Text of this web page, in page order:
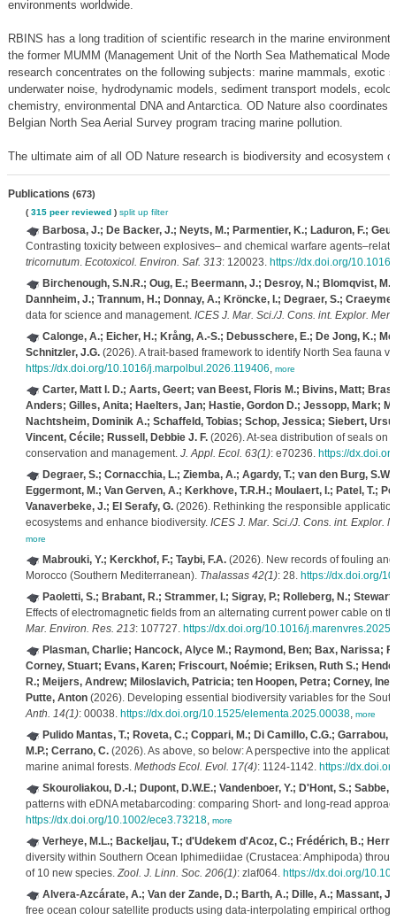
environments worldwide.
RBINS has a long tradition of scientific research in the marine
the former MUMM (Management Unit of the North Sea Mathematical
research concentrates on the following subjects: marine mammals, exotic
underwater noise, hydrodynamic models, sediment transport models,
chemistry, environmental DNA and Antarctica. OD Nature also
Belgian North Sea Aerial Survey program tracing marine pollution.
The ultimate aim of all OD Nature research is biodiversity and ecosystem
Publications (673)
( 315 peer reviewed) split up filter
Barbosa, J.; De Backer, J.; Neyts, M.; Parmentier, K.; Laduron, F.;
Contrasting toxicity between explosives– and chemical warfare
tricornutum. Ecotoxicol. Environ. Saf. 313: 120023. https://dx.doi.org/
Birchenough, S.N.R.; Oug, E.; Beermann, J.; Desroy, N.; Blomqvist,
Dannheim, J.; Trannum, H.; Donnay, A.; Kröncke, I.; Degraer, S.;
data for science and management. ICES J. Mar. Sci./J. Cons. int. Explor. Mer
Calonge, A.; Eicher, H.; Krång, A.-S.; Debusschere, E.; De Jong, K.;
Schnitzler, J.G.(2026). A trait-based framework to identify North Sea fauna
https://dx.doi.org/10.1016/j.marpolbul.2026.119406, more
Carter, Matt I. D.; Aarts, Geert; van Beest, Floris M.; Bivins, Matt;
Anders; Gilles, Anita; Haelters, Jan; Hastie, Gordon D.; Jessopp, Mark;
Nachtsheim, Dominik A.; Schaffeld, Tobias; Schop, Jessica; Siebert,
Vincent, Cécile; Russell, Debbie J. F.(2026). At‐sea distribution of seals on
conservation and management. J. Appl. Ecol. 63(1): e70236. https://
Degraer, S.; Cornacchia, L.; Ziemba, A.; Agardy, T.; van den Burg,
Eggermont, M.; Van Gerven, A.; Kerkhove, T.R.H.; Moulaert, I.; Patel, T.;
Vanaverbeke, J.; El Serafy, G.(2026). Rethinking the responsible
ecosystems and enhance biodiversity. ICES J. Mar. Sci./J. Cons. int. Explor.
more
Mabrouki, Y.; Kerckhof, F.; Taybi, F.A.(2026). New records of fouling
Morocco (Southern Mediterranean). Thalassas 42(1): 28. https://dx.doi.org/
Paoletti, S.; Brabant, R.; Strammer, I.; Sigray, P.; Rolleberg, N.;
Effects of electromagnetic fields from an alternating current power cable on
Mar. Environ. Res. 213: 107727. https://dx.doi.org/10.1016/
Plasman, Charlie; Hancock, Alyce M.; Raymond, Ben; Bax, Narissa;
Corney, Stuart; Evans, Karen; Friscourt, Noémie; Eriksen, Ruth S.;
R.; Meijers, Andrew; Miloslavich, Patricia; ten Hoopen, Petra; Corney,
Putte, Anton(2026). Developing essential biodiversity variables for the
Anth. 14(1): 00038. https://dx.doi.org/10.1525/elementa.2025.00038, more
Pulido Mantas, T.; Roveta, C.; Coppari, M.; Di Camillo, C.G.;
M.P.; Cerrano, C.(2026). As above, so below: A perspective into the
marine animal forests. Methods Ecol. Evol. 17(4): 1124-1142. https://
Skouroliakou, D.-I.; Dupont, D.W.E.; Vandenboer, Y.; D'Hont, S.; Sabbe,
patterns with eDNA metabarcoding: comparing Short‐ and long‐read
https://dx.doi.org/10.1002/ece3.73218, more
Verheye, M.L.; Backeljau, T.; d'Udekem d'Acoz, C.; Frédérich, B.;
diversity within Southern Ocean Iphimediidae (Crustacea: Amphipoda)
of 10 new species.Zool. J. Linn. Soc. 206(1): zlaf064. https://dx.doi.org/
Alvera-Azcárate, A.; Van der Zande, D.; Barth, A.; Dille, A.; Massant,
free ocean colour satellite products using data-interpolating empirical